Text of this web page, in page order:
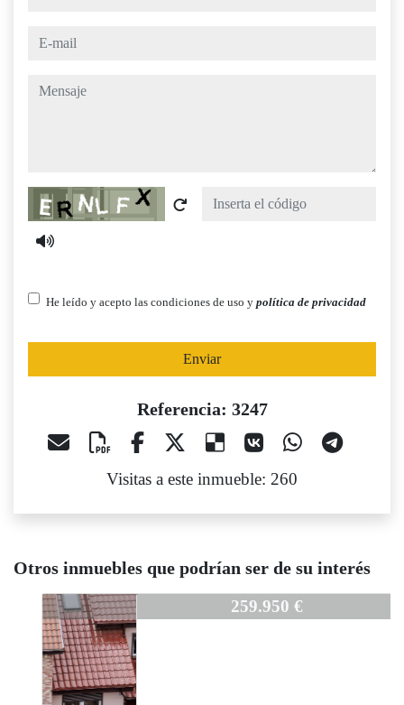
e-mail
mensaje
Captcha
He leído y acepto las condiciones de uso y política de privacidad
Enviar
Referencia: 3247
Visitas a este inmueble: 260
Otros inmuebles que podrían ser de su interés
3247
259.950 €